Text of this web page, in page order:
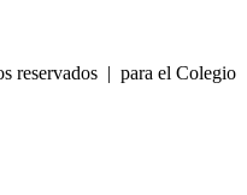
reservados | para el Colegio